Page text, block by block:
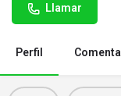
Llamar
Perfil